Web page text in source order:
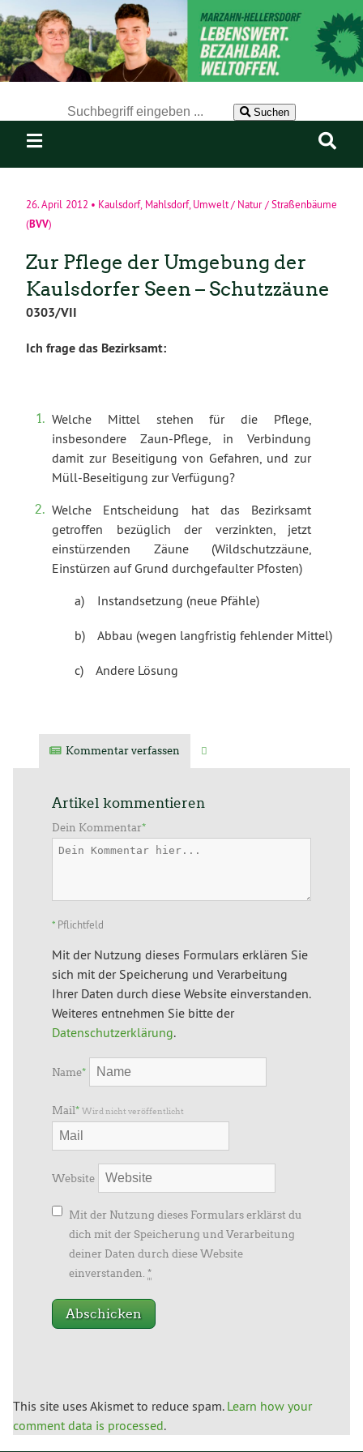
Suchen
26. April 2012 • Kaulsdorf, Mahlsdorf,Umwelt / Natur / Straßenbäume
(BVV)
Zur Pflege der Umgebung der
Kaulsdorfer Seen – Schutzzäune
0303/VII
Ich frage das Bezirksamt:
Welche Mittel stehen für die Pflege,
insbesondere Zaun-Pflege, in Verbindung
damit zur Beseitigung von Gefahren, und zur
Müll-Beseitigung zur Verfügung?
Welche Entscheidung hat das Bezirksamt
getroffen bezüglich der verzinkten, jetzt
einstürzenden Zäune (Wildschutzzäune,
Einstürzen auf Grund durchgefaulter Pfosten)
a) Instandsetzung (neue Pfähle)
b) Abbau (wegen langfristig fehlender Mittel)
c) Andere Lösung
Kommentar verfassen
Artikel kommentieren
Dein Kommentar*
* Pflichtfeld
Mit der Nutzung dieses Formulars erklären Sie
sich mit der Speicherung und Verarbeitung
Ihrer Daten durch diese Website einverstanden.
Weiteres entnehmen Sie bitte der
Datenschutzerklärung.
Name*
Mail* Wird nicht veröffentlicht
Website
Mit der Nutzung dieses Formulars erklärst du
dich mit der Speicherung und Verarbeitung
deiner Daten durch diese Website
einverstanden. *
This site uses Akismet to reduce spam. Learn how your
comment data is processed.